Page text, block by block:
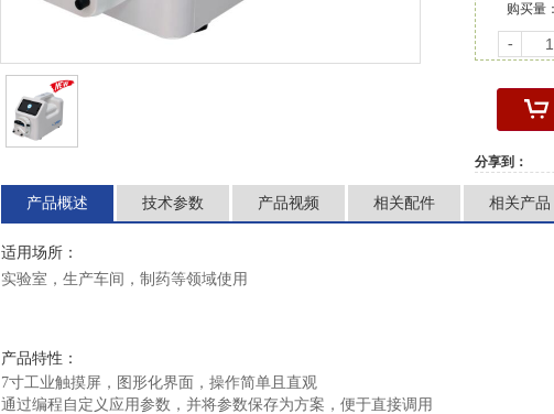
购买量：
-
分享到：
产品概述 技术参数 产品视频 相关配件 相关产品
适用场所：
实验室，生产车间，制药等领域使用
产品特性：
7寸工业触摸屏，图形化界面，操作简单且直观
通过编程自定义应用参数，并将参数保存为方案，便于直接调用